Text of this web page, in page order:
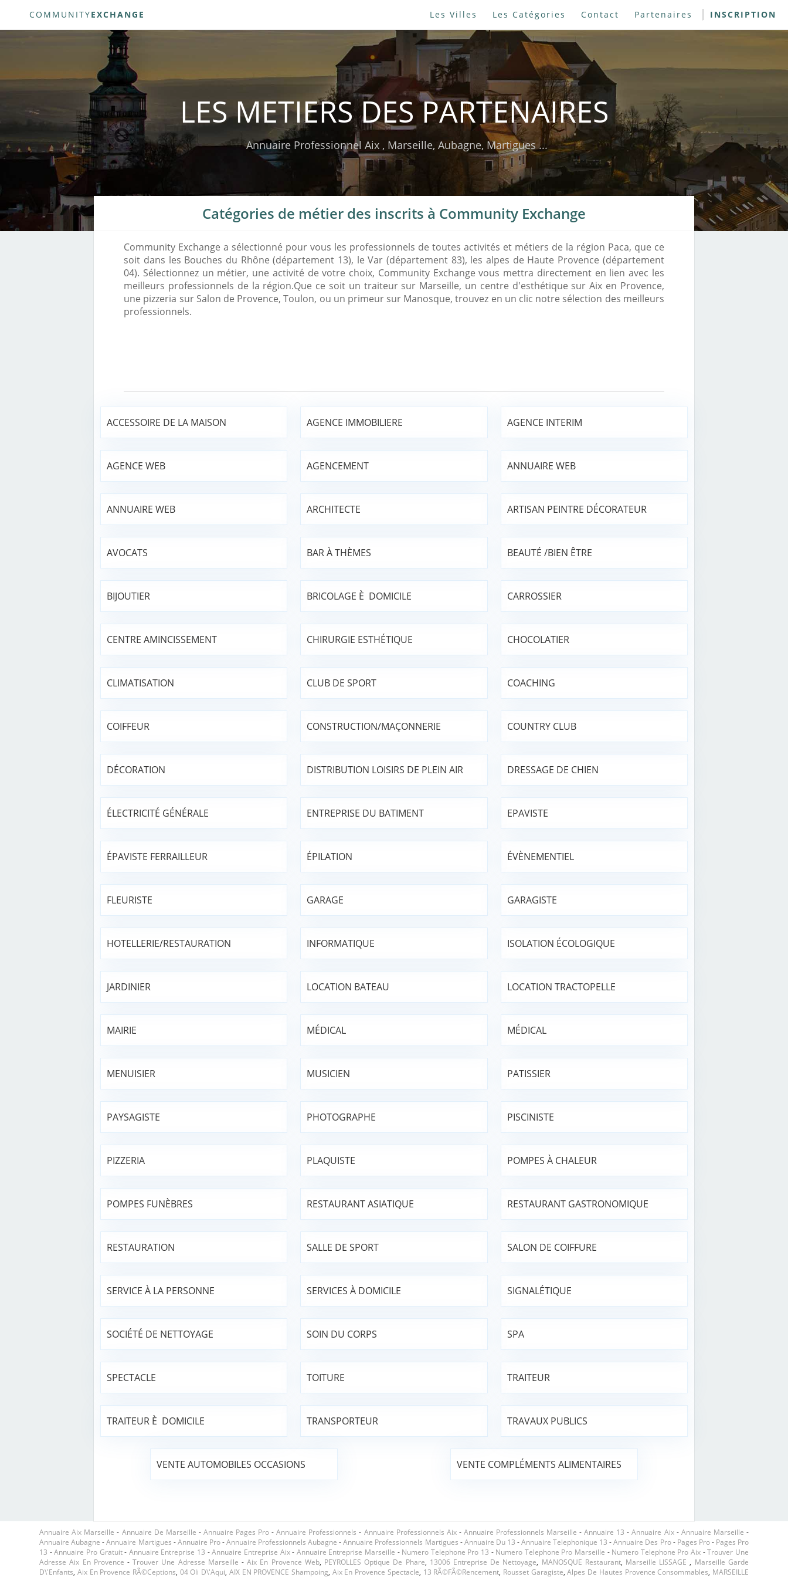
COMMUNITYEXCHANGE Les Villes Les Catégories Contact Partenaires INSCRIPTION
LES METIERS DES PARTENAIRES
Annuaire Professionnel Aix , Marseille, Aubagne, Martigues ...
Catégories de métier des inscrits à Community Exchange
Community Exchange a sélectionné pour vous les professionnels de toutes activités et métiers de la région Paca, que ce
soit dans les Bouches du Rhône (département 13), le Var (département 83), les alpes de Haute Provence (département
04). Sélectionnez un métier, une activité de votre choix, Community Exchange vous mettra directement en lien avec les
meilleurs professionnels de la région.Que ce soit un traiteur sur Marseille, un centre d'esthétique sur Aix en Provence,
une pizzeria sur Salon de Provence, Toulon, ou un primeur sur Manosque, trouvez en un clic notre sélection des meilleurs
professionnels.
ACCESSOIRE DE LA MAISON AGENCE IMMOBILIERE AGENCE INTERIM
AGENCE WEB AGENCEMENT ANNUAIRE WEB
ANNUAIRE WEB ARCHITECTE ARTISAN PEINTRE DÉCORATEUR
AVOCATS BAR À THÈMES BEAUTÉ /BIEN ÊTRE
BIJOUTIER BRICOLAGE È DOMICILE CARROSSIER
CENTRE AMINCISSEMENT CHIRURGIE ESTHÉTIQUE CHOCOLATIER
CLIMATISATION CLUB DE SPORT COACHING
COIFFEUR CONSTRUCTION/MAÇONNERIE COUNTRY CLUB
DÉCORATION DISTRIBUTION LOISIRS DE PLEIN AIR DRESSAGE DE CHIEN
ÉLECTRICITÉ GÉNÉRALE ENTREPRISE DU BATIMENT EPAVISTE
ÉPAVISTE FERRAILLEUR ÉPILATION ÉVÈNEMENTIEL
FLEURISTE GARAGE GARAGISTE
HOTELLERIE/RESTAURATION INFORMATIQUE ISOLATION ÉCOLOGIQUE
JARDINIER LOCATION BATEAU LOCATION TRACTOPELLE
MAIRIE MÉDICAL MÉDICAL
MENUISIER MUSICIEN PATISSIER
PAYSAGISTE PHOTOGRAPHE PISCINISTE
PIZZERIA PLAQUISTE POMPES À CHALEUR
POMPES FUNÈBRES RESTAURANT ASIATIQUE RESTAURANT GASTRONOMIQUE
RESTAURATION SALLE DE SPORT SALON DE COIFFURE
SERVICE À LA PERSONNE SERVICES À DOMICILE SIGNALÉTIQUE
SOCIÉTÉ DE NETTOYAGE SOIN DU CORPS SPA
SPECTACLE TOITURE TRAITEUR
TRAITEUR È DOMICILE TRANSPORTEUR TRAVAUX PUBLICS
VENTE AUTOMOBILES OCCASIONS VENTE COMPLÉMENTS ALIMENTAIRES
Annuaire Aix Marseille - Annuaire De Marseille - Annuaire Pages Pro -Annuaire Professionnels - Annuaire Professionnels Aix - Annuaire Professionnels Marseille -Annuaire 13 -Annuaire Aix- Annuaire Marseille -
Annuaire Aubagne -Annuaire Martigues -Annuaire Pro-Annuaire Professionnels Aubagne -Annuaire Professionnels Martigues -Annuaire Du 13 -Annuaire Telephonique 13 -Annuaire Des Pro- Pages Pro- Pages Pro
13 -Annuaire Pro Gratuit- Annuaire Entreprise 13 -Annuaire Entreprise Aix- Annuaire Entreprise Marseille - Numero Telephone Pro 13 - Numero Telephone Pro Marseille - Numero Telephone Pro Aix -Trouver Une
Adresse Aix En Provence -Trouver Une Adresse Marseille -Aix En Provence Web, PEYROLLES Optique De Phare, 13006 Entreprise De Nettoyage, MANOSQUE Restaurant, Marseille LISSAGE , Marseille Garde
D\'enfants, Aix En Provence RÃ©ceptions, 04 Oli D\'aqui, AIX EN PROVENCE Shampoing, Aix En Provence Spectacle, 13 RÃ©fÃ©rencement, Rousset Garagiste,Alpes De Hautes Provence Consommables, MARSEILLE